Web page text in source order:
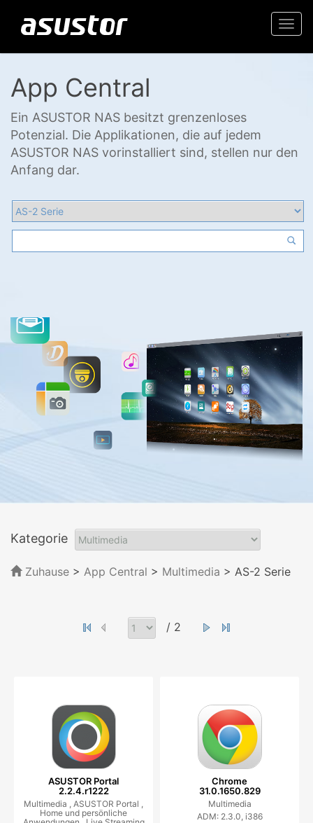
App Central
Ein ASUSTOR NAS besitzt grenzenloses
Potenzial. Die Applikationen, die auf jedem
ASUSTOR NAS vorinstalliert sind, stellen nur den
Anfang dar.
Kategorie
Zuhause > App Central > Multimedia > AS-2 Serie
/ 2
ASUSTOR Portal
2.2.4.r1222
Multimedia , ASUSTOR Portal ,
Home und persönliche
Chrome
31.0.1650.829
Multimedia
ADM: 2.3.0, i386